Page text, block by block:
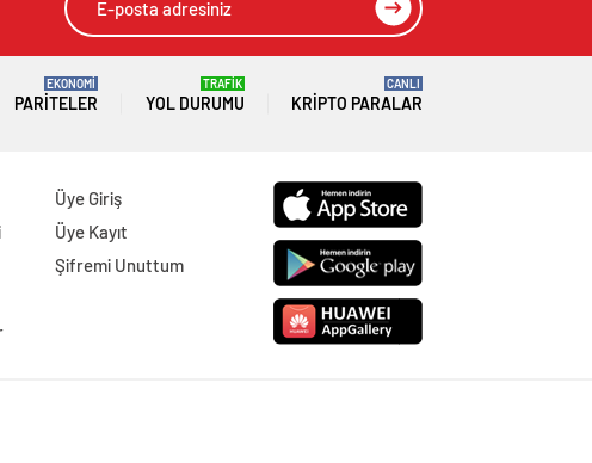
PARITELER
EKONOMİ
YOL DURUMU
TRAFİK
KRIPTO PARALAR
CANLI
Üye Giriş
Üye Kayıt
Şifremi Unuttum